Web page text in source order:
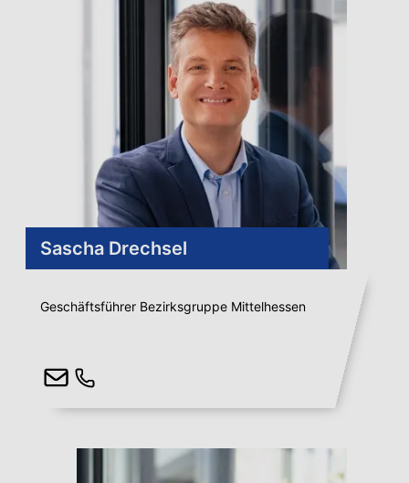
Sascha Drechsel
Geschäftsführer Bezirksgruppe Mittelhessen